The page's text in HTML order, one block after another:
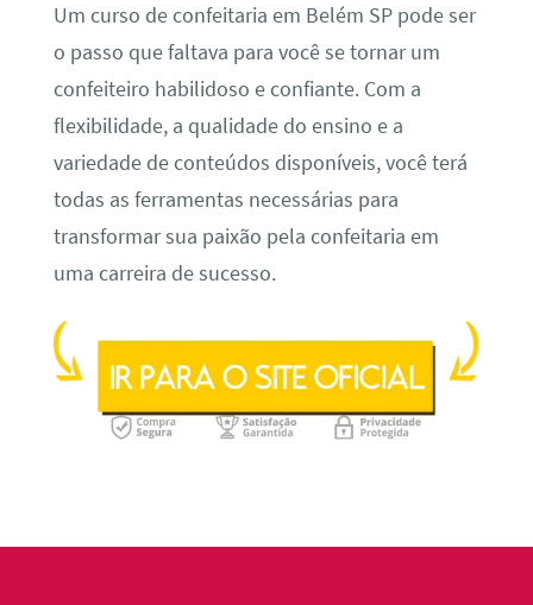
Um curso de confeitaria em Belém SP pode ser
o passo que faltava para você se tornar um
confeiteiro habilidoso e confiante. Com a
flexibilidade, a qualidade do ensino e a
variedade de conteúdos disponíveis, você terá
todas as ferramentas necessárias para
transformar sua paixão pela confeitaria em
uma carreira de sucesso.